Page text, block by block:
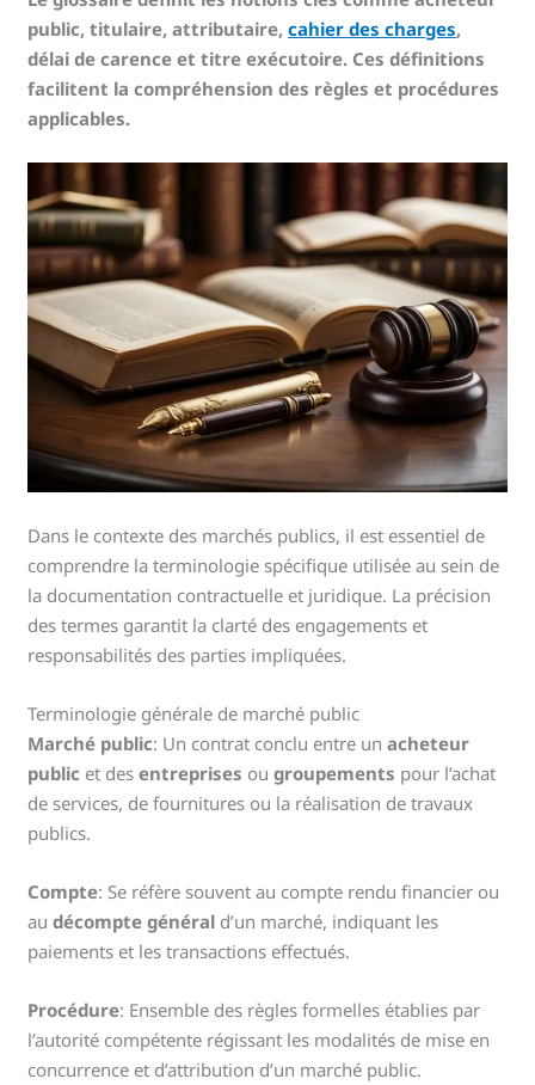
public, titulaire, attributaire,cahier des charges,
délai de carence et titre exécutoire. Ces définitions
facilitent la compréhension des règles et procédures
applicables.
Dans le contexte des marchés publics, il est essentiel de
comprendre la terminologie spécifique utilisée au sein de
la documentation contractuelle et juridique. La précision
des termes garantit la clarté des engagements et
responsabilités des parties impliquées.
Terminologie générale de marché public
Marché public: Un contrat conclu entre unacheteur
public et desentreprises ougroupements pour l’achat
de services, de fournitures ou la réalisation de travaux
publics.
Compte: Se réfère souvent au compte rendu financier ou
audécompte général d’un marché, indiquant les
paiements et les transactions effectués.
Procédure: Ensemble des règles formelles établies par
l’autorité compétente régissant les modalités de mise en
concurrence et d’attribution d’un marché public.